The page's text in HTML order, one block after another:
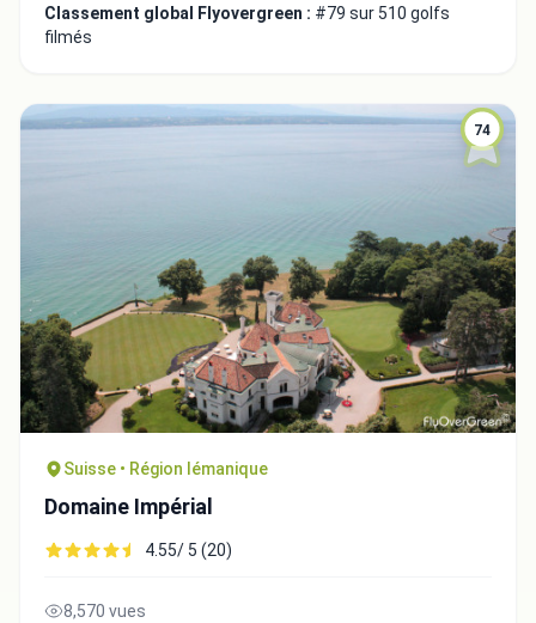
Classement global Flyovergreen : #79 sur 510 golfs
filmés
74
Suisse • Région lémanique
Domaine Impérial
4.55/ 5 (20)
8,570 vues